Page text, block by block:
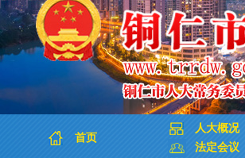
首页
人大概况
法定会议